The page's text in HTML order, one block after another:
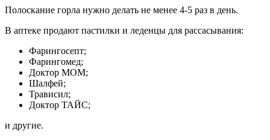
Полоскание горла нужно делать не менее 4-5 раз в день.
В аптеке продают пастилки и леденцы для рассасывания:
Фарингосепт;
Фарингомед;
Доктор МОМ;
Шалфей;
Трависил;
Доктор ТАЙС;
и другие.